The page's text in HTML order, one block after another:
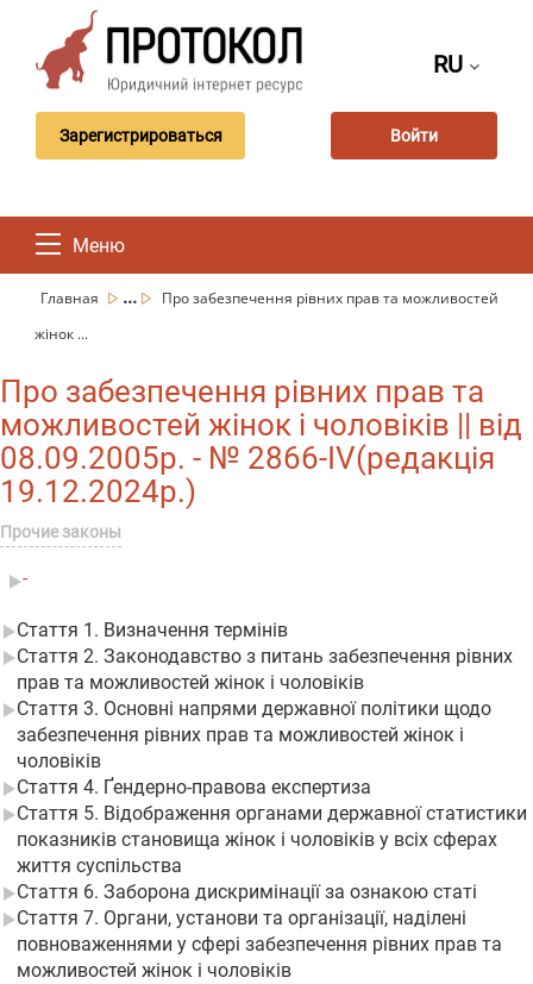
RU
Зарегистрироваться Войти
Меню
Главная ...
Про забезпечення рівних прав та можливостей
жінок ...
Про забезпечення рівних прав та
можливостей жінок і чоловіків || від
08.09.2005р. - № 2866-IV(редакція
19.12.2024р.)
Прочие законы
-
Стаття 1. Визначення термінів
Стаття 2. Законодавство з питань забезпечення рівних
прав та можливостей жінок і чоловіків
Стаття 3. Основні напрями державної політики щодо
забезпечення рівних прав та можливостей жінок і
чоловіків
Стаття 4. Ґендерно-правова експертиза
Стаття 5. Відображення органами державної статистики
показників становища жінок і чоловіків у всіх сферах
життя суспільства
Стаття 6. Заборона дискримінації за ознакою статі
Стаття 7. Органи, установи та організації, наділені
повноваженнями у сфері забезпечення рівних прав та
можливостей жінок і чоловіків